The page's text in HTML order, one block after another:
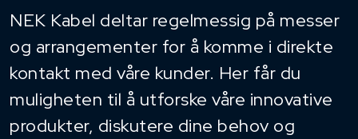
NEK Kabel deltar regelmessig på messer
og arrangementer for å komme i direkte
kontakt med våre kunder. Her får du
muligheten til å utforske våre innovative
produkter, diskutere dine behov og